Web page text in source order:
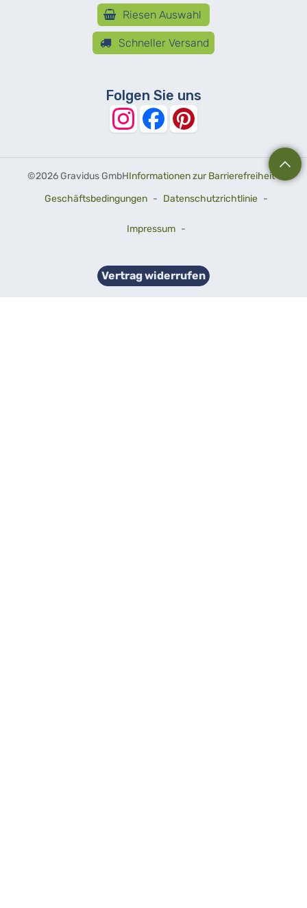
Riesen Auswahl
Schneller Versand
Folgen Sie uns
©2026 Gravidus GmbHInformationen zur Barrierefreiheit-
Geschäftsbedingungen - Datenschutzrichtlinie -
Impressum -
Vertrag widerrufen